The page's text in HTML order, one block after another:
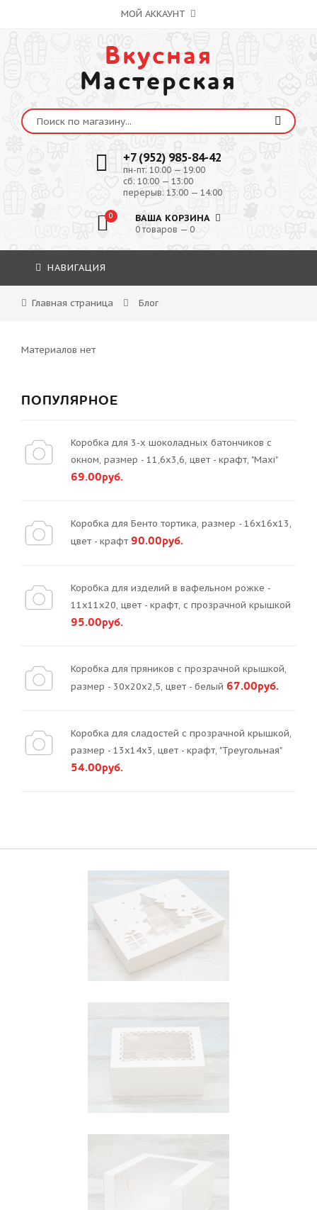
МОЙ АККАУНТ
Вкусная
Мастерская
+7 (952) 985-84-42
пн-пт: 10:00 — 19:00
сб: 10:00 — 13:00
перерыв: 13:00 — 14:00
0 ВАША КОРЗИНА
0 товаров — 0
НАВИГАЦИЯ
Главная страница Блог
Материалов нет
ПОПУЛЯРНОЕ
Коробка для 3-х шоколадных батончиков с
окном, размер - 11,6х3,6, цвет - крафт, "Maxi"
69.00руб.
Коробка для Бенто тортика, размер - 16х16х13,
цвет - крафт 90.00руб.
Коробка для изделий в вафельном рожке -
11х11х20, цвет - крафт, с прозрачной крышкой
95.00руб.
Коробка для пряников с прозрачной крышкой,
размер - 30х20х2,5, цвет - белый 67.00руб.
Коробка для сладостей с прозрачной крышкой,
размер - 13х14х3, цвет - крафт, "Треугольная"
54.00руб.